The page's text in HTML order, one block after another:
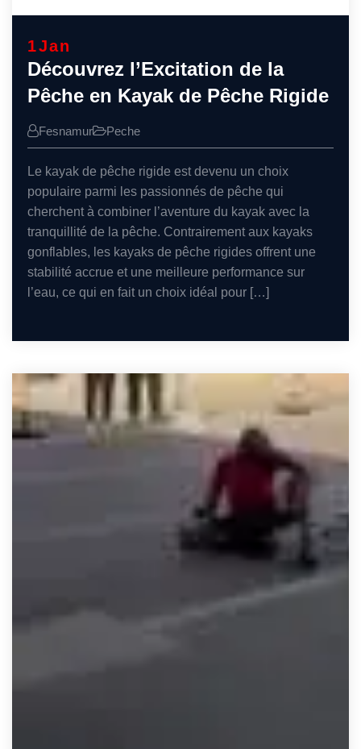
1Jan
Découvrez l’Excitation de la
Pêche en Kayak de Pêche Rigide
Fesnamur Peche
Le kayak de pêche rigide est devenu un choix
populaire parmi les passionnés de pêche qui
cherchent à combiner l’aventure du kayak avec la
tranquillité de la pêche. Contrairement aux kayaks
gonflables, les kayaks de pêche rigides offrent une
stabilité accrue et une meilleure performance sur
l’eau, ce qui en fait un choix idéal pour […]